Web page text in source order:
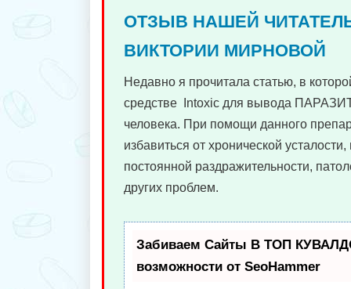
ОТЗЫВ НАШЕЙ
ВИКТОРИИ МИРНОВОЙ
Недавно я прочитала статью, в
средстве Intoxic для вывода
человека. При помощи данного
избавиться от хронической
постоянной раздражительности,
других проблем.
Забиваем Сайты В ТОП
возможности от SeoHammer